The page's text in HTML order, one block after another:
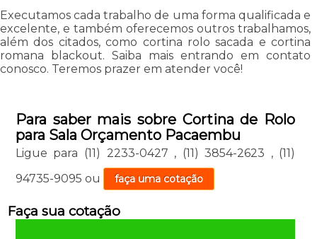
Executamos cada trabalho de uma forma qualificada e
excelente, e também oferecemos outros trabalhamos,
além dos citados, como cortina rolo sacada e cortina
romana blackout. Saiba mais entrando em contato
conosco. Teremos prazer em atender você!
Para saber mais sobre Cortina de Rolo
para Sala Orçamento Pacaembu
Ligue para (11) 2233-0427 , (11) 3854-2623 , (11)
94735-9095 ou faça uma cotação
Faça sua cotação